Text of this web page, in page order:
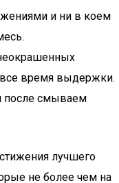
и ни в коем
все время выдержки.
после смываем
лучшего
не более чем на